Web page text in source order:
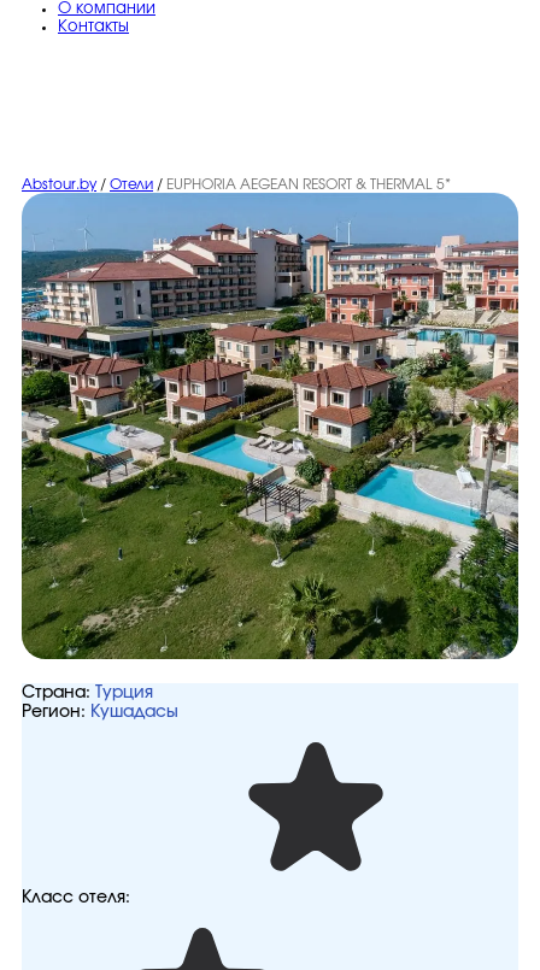
O компании
Контакты
Abstour.by / Отели / EUPHORIA AEGEAN RESORT & THERMAL 5*
Страна:
Турция
Регион: Кушадасы
Класс отеля: